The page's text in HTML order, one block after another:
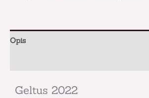
Opis
Geltus 2022